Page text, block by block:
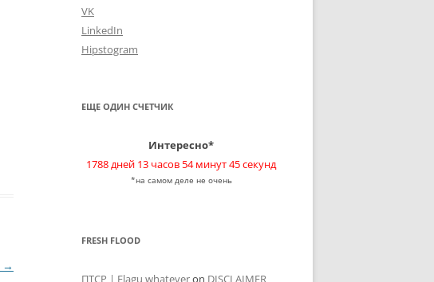
→
VK
LinkedIn
Hipstogram
ЕЩЕ ОДИН СЧЕТЧИК
Интересно*
1788 дней 13 часов 54 минут 46 секунд
*на самом деле не очень
FRESH FLOOD
ПТСР | Elagu whateveron DISCLAIMER